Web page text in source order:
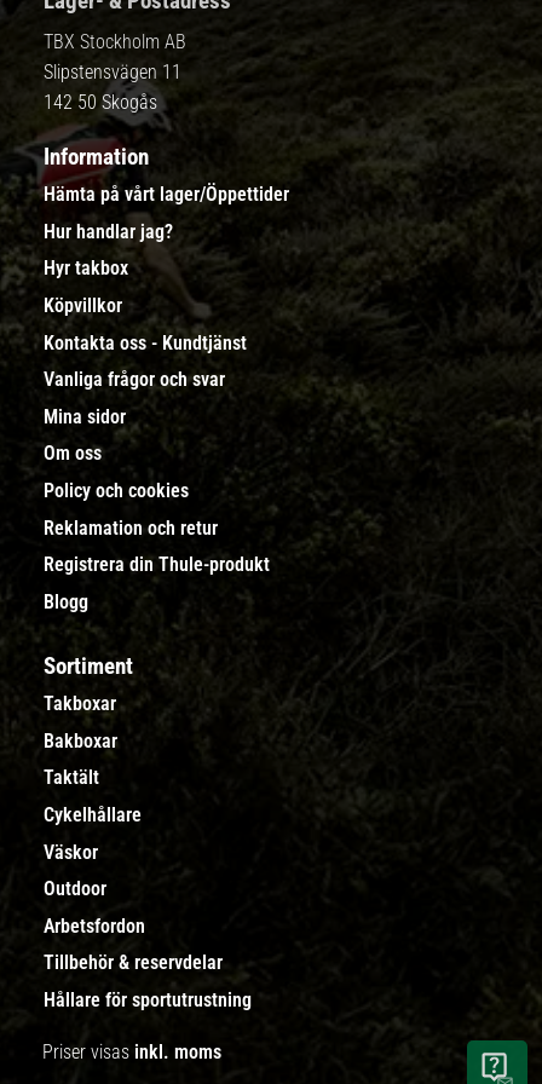
TBX Stockholm AB
Slipstensvägen 11
142 50 Skogås
Information
Hämta på vårt lager/Öppettider
Hur handlar jag?
Hyr takbox
Köpvillkor
Kontakta oss - Kundtjänst
Vanliga frågor och svar
Mina sidor
Om oss
Policy och cookies
Reklamation och retur
Registrera din Thule-produkt
Blogg
Sortiment
Takboxar
Bakboxar
Taktält
Cykelhållare
Väskor
Outdoor
Arbetsfordon
Tillbehör & reservdelar
Hållare för sportutrustning
Priser visas inkl. moms